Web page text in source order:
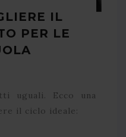
IL
PER LE
uguali. Ecco una
il ciclo ideale: